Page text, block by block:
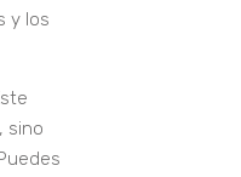
y los
sino